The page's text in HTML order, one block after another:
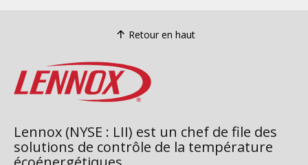
Retour en haut
Lennox (NYSE : LII) est un chef de file des
solutions de contrôle de la température